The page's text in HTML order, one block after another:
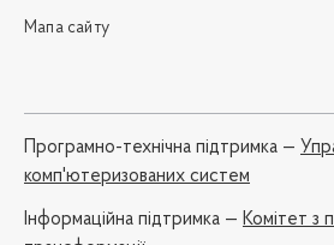
Мапа сайту
Програмно-технічна підтримка —
комп'ютеризованих систем
Iнформаційна підтримка — Комітет з